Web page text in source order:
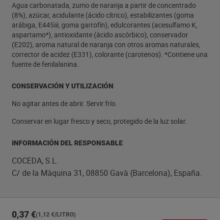
Agua carbonatada, zumo de naranja a partir de concentrado
(8%), azúcar, acidulante (ácido cítrico), estabilizantes (goma
arábiga, E445iii, goma garrofín), edulcorantes (acesulfamo K,
aspartamo*), antioxidante (ácido ascórbico), conservador
(E202), aroma natural de naranja con otros aromas naturales,
corrector de acidez (E331), colorante (carotenos). *Contiene una
fuente de fenilalanina.
CONSERVACIÓN Y UTILIZACIÓN
No agitar antes de abrir. Servir frío.
Conservar en lugar fresco y seco, protegido de la luz solar.
INFORMACIÓN DEL RESPONSABLE
COCEDA, S.L.
C/ de la Màquina 31, 08850 Gavà (Barcelona), España.
0,37 €(1,12 €/LITRO)